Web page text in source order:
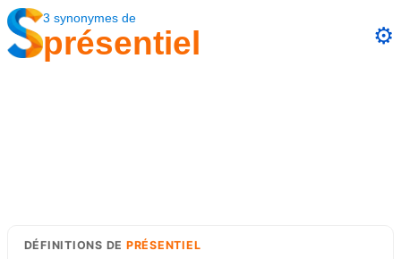
3 synonymes de
présentiel ⚙️
DÉFINITIONS DE PRÉSENTIEL